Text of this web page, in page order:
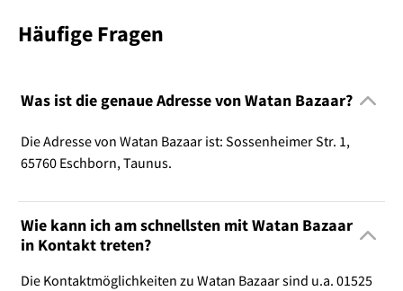
Häufige Fragen
Was ist die genaue Adresse von Watan Bazaar?
Die Adresse von Watan Bazaar ist: Sossenheimer Str. 1,
65760 Eschborn, Taunus.
Wie kann ich am schnellsten mit Watan Bazaar
in Kontakt treten?
Die Kontaktmöglichkeiten zu Watan Bazaar sind u.a. 01525